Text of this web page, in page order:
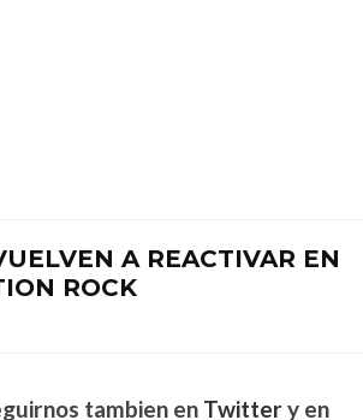
A REACTIVAR EN
ROCK
tambien en Twittery en